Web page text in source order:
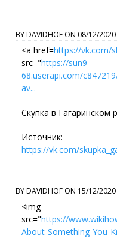
BYDAVIDHOF ON 08/12/2020
<a href=https://vk.com/
src="https://sun9-
68.userapi.com/
av...
Скупка в Гагаринском
Источник:
https://vk.com/
BYDAVIDHOF ON 15/12/
<img
src="https://
About-Something-You-